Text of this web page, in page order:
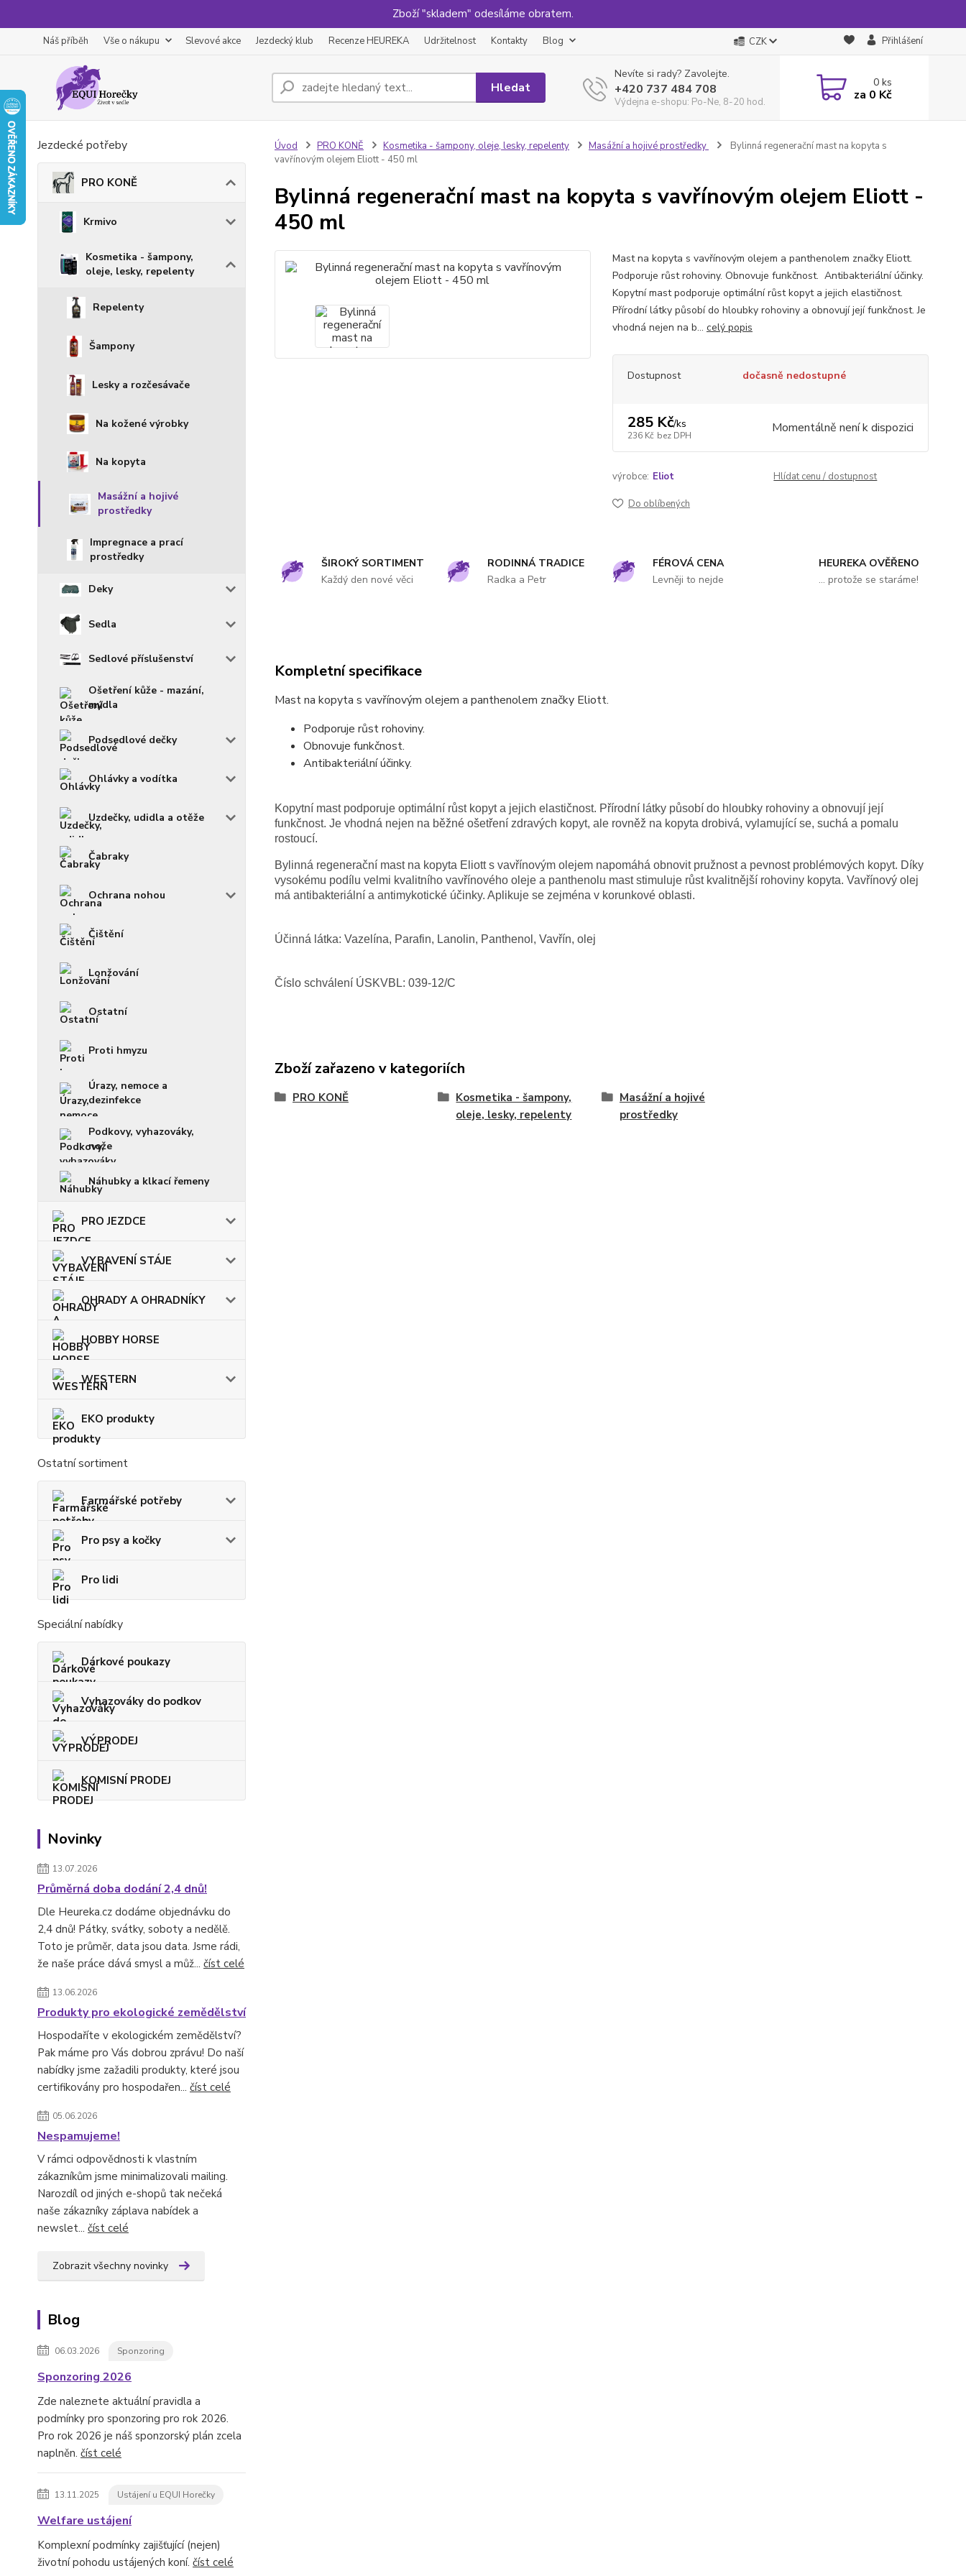
Zboží "skladem" odesíláme obratem.
Náš příběh Vše o nákupu Slevové akce Jezdecký klub Recenze HEUREKA Udržitelnost Kontakty Blog CZK Přihlášení
Hledat
Nevíte si rady? Zavolejte.
+420 737 484 708
Výdejna e-shopu: Po-Ne, 8-20 hod.
0ks
za 0 Kč
Jezdecké potřeby
PRO KONĚ
Krmivo
Kosmetika - šampony,
oleje, lesky, repelenty
Repelenty
Šampony
Lesky a rozčesávače
Na kožené výrobky
Na kopyta
Masážní a hojivé
prostředky
Impregnace a prací
prostředky
Deky
Sedla
Sedlové příslušenství
Ošetření kůže - mazání,
mýdla
Podsedlové dečky
Ohlávky a vodítka
Uzdečky, udidla a otěže
Čabraky
Ochrana nohou
Čištění
Lonžování
Ostatní
Proti hmyzu
Úrazy, nemoce a
dezinfekce
Podkovy, vyhazováky,
nože
Náhubky a klkací řemeny
PRO JEZDCE
VYBAVENÍ STÁJE
OHRADY A OHRADNÍKY
HOBBY HORSE
WESTERN
EKO produkty
Ostatní sortiment
Farmářské potřeby
Pro psy a kočky
Pro lidi
Speciální nabídky
Dárkové poukazy
Vyhazováky do podkov
VÝPRODEJ
KOMISNÍ PRODEJ
Novinky
13.07.2026
Průměrná doba dodání 2,4 dnů!
Dle Heureka.cz dodáme objednávku do
2,4 dnů! Pátky, svátky, soboty a nedělě.
Toto je průměr, data jsou data. Jsme rádi,
že naše práce dává smysl a můž... číst celé
13.06.2026
Produkty pro ekologické zemědělství
Hospodaříte v ekologickém zemědělství?
Pak máme pro Vás dobrou zprávu! Do naší
nabídky jsme zažadili produkty, které jsou
certifikovány pro hospodařen... číst celé
05.06.2026
Nespamujeme!
V rámci odpovědnosti k vlastním
zákazníkům jsme minimalizovali mailing.
Narozdíl od jiných e-shopů tak nečeká
naše zákazníky záplava nabídek a
newslet... číst celé
Zobrazit všechny novinky
Blog
06.03.2026 Sponzoring
Sponzoring 2026
Zde naleznete aktuální pravidla a
podmínky pro sponzoring pro rok 2026.
Pro rok 2026 je náš sponzorský plán zcela
naplněn. číst celé
13.11.2025 Ustájení u EQUI Horečky
Welfare ustájení
Komplexní podmínky zajišťující (nejen)
životní pohodu ustájených koní. číst celé
Úvod PRO KONĚ Kosmetika - šampony, oleje, lesky, repelenty Masážní a hojivé prostředky
Bylinná regenerační mast na kopyta s
vavřínovým olejem Eliott - 450 ml
Bylinná regenerační mast na kopyta s vavřínovým olejem Eliott -
450 ml
Mast na kopyta s vavřínovým olejem a panthenolem značky Eliott.
Podporuje růst rohoviny. Obnovuje funkčnost. Antibakteriální účinky.
Kopytní mast podporuje optimální růst kopyt a jejich elastičnost.
Přírodní látky působí do hloubky rohoviny a obnovují její funkčnost. Je
vhodná nejen na b... celý popis
Dostupnost dočasně nedostupné
285 Kč/ks
236 Kč bez DPH Momentálně není k dispozici
výrobce: Eliot Hlídat cenu / dostupnost
Do oblíbených
ŠIROKÝ SORTIMENT
Každý den nové věci
RODINNÁ TRADICE
Radka a Petr
FÉROVÁ CENA
Levněji to nejde
HEUREKA OVĚŘENO
... protože se staráme!
Kompletní specifikace
Mast na kopyta s vavřínovým olejem a panthenolem značky Eliott.
Podporuje růst rohoviny.
Obnovuje funkčnost.
Antibakteriální účinky.
Kopytní mast podporuje optimální růst kopyt a jejich elastičnost. Přírodní látky působí do hloubky rohoviny a obnovují její
funkčnost. Je vhodná nejen na běžné ošetření zdravých kopyt, ale rovněž na kopyta drobivá, vylamující se, suchá a pomalu
rostoucí.
Bylinná regenerační mast na kopyta Eliott s vavřínovým olejem napomáhá obnovit pružnost a pevnost problémových kopyt. Díky
vysokému podílu velmi kvalitního vavřínového oleje a panthenolu mast stimuluje růst kvalitnější rohoviny kopyta. Vavřínový olej
má antibakteriální a antimykotické účinky. Aplikuje se zejména v korunkové oblasti.
Účinná látka: Vazelína, Parafin, Lanolin, Panthenol, Vavřín, olej
Číslo schválení ÚSKVBL: 039-12/C
Zboží zařazeno v kategoriích
PRO KONĚ
Kosmetika - šampony,
oleje, lesky, repelenty
Masážní a hojivé
prostředky